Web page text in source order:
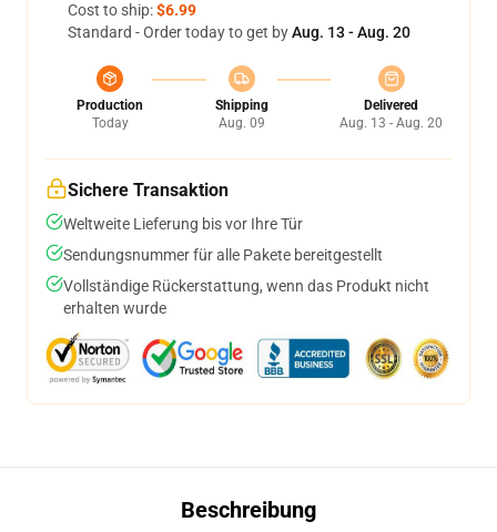
Cost to ship:$6.99
Standard - Order today to get byAug. 13 - Aug. 20
Production
Today
Shipping
Aug. 09
Delivered
Aug. 13 - Aug. 20
Sichere Transaktion
Weltweite Lieferung bis vor Ihre Tür
Sendungsnummer für alle Pakete bereitgestellt
Vollständige Rückerstattung, wenn das Produkt nicht
erhalten wurde
Beschreibung